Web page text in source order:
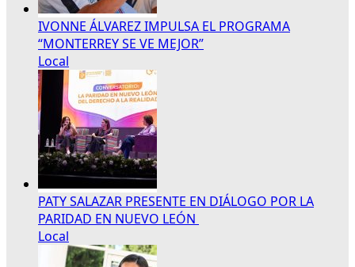
IVONNE ÁLVAREZ IMPULSA EL PROGRAMA
“MONTERREY SE VE MEJOR”
Local
PATY SALAZAR PRESENTE EN DIÁLOGO POR LA
PARIDAD EN NUEVO LEÓN
Local